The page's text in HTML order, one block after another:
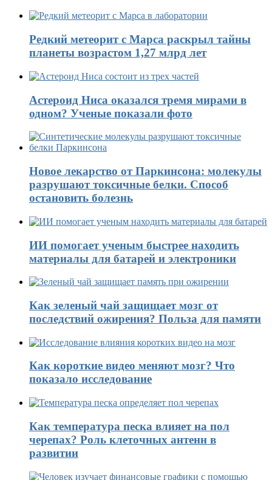
Редкий метеорит с Марса раскрыл тайны
планеты возрастом 1,27 млрд лет
Астероид Ниса оказался тремя мирами в
одном? Ученые показали фото
Новое лекарство от Паркинсона: молекулы
разрушают токсичные белки. Способ
остановить болезнь
ИИ помогает ученым быстрее находить
материалы для батарей и электроники
Как зеленый чай защищает мозг от
последствий ожирения? Польза для памяти
Как короткие видео меняют мозг? Что
показало исследование
Как температура песка влияет на пол
черепах? Роль клеточных антенн в
развитии